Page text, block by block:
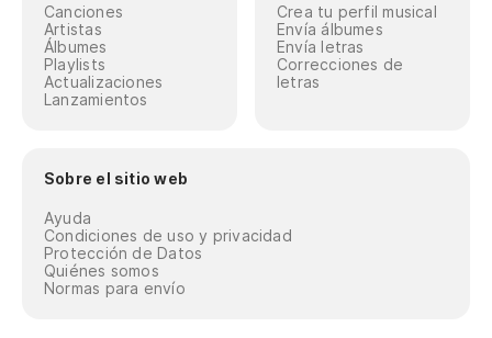
Canciones
Artistas
Álbumes
Playlists
Actualizaciones
Lanzamientos
Crea tu perfil musical
Envía álbumes
Envía letras
Correcciones de
letras
Sobre el sitio web
Ayuda
Condiciones de uso y privacidad
Protección de Datos
Quiénes somos
Normas para envío